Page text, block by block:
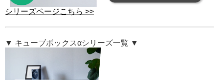
シリーズページこちら >>
▼ キューブボックスαシリーズ一覧 ▼